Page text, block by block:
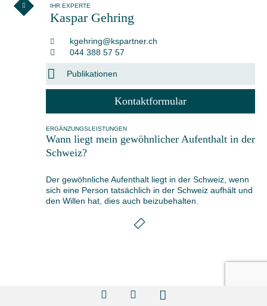
IHR EXPERTE
Kaspar Gehring
kgehring@kspartner.ch
044 388 57 57
Publikationen
Kontaktformular
ERGÄNZUNGSLEISTUNGEN
Wann liegt mein gewöhnlicher Aufenthalt in der
Schweiz?
Der gewöhnliche Aufenthalt liegt in der Schweiz, wenn
sich eine Person tatsächlich in der Schweiz aufhält und
den Willen hat, dies auch beizubehalten.